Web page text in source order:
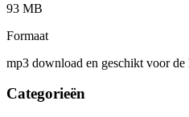
93 MB
Formaat
mp3 download en geschikt voor
Categorieën